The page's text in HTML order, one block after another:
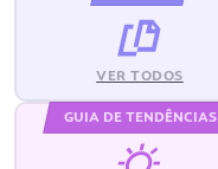
VER TODOS
GUIA DE TENDÊNCIAS